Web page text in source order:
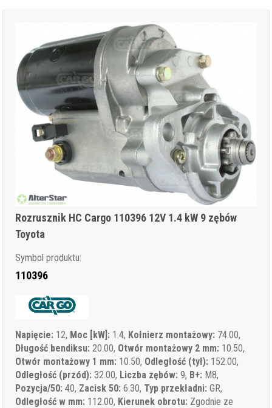
Rozrusznik HC Cargo 110396 12V 1.4 kW 9 zębów
Toyota
Symbol produktu:
110396
Napięcie: 12, Moc [kW]: 1.4, Kołnierz montażowy: 74.00,
Długość bendiksu: 20.00, Otwór montażowy 2 mm: 10.50,
Otwór montażowy 1 mm: 10.50, Odległość (tył): 152.00,
Odległość (przód): 32.00, Liczba zębów: 9, B+: M8,
Pozycja/50: 40, Zacisk 50: 6.30, Typ przekładni: GR,
Odległość w mm: 112.00, Kierunek obrotu: Zgodnie ze